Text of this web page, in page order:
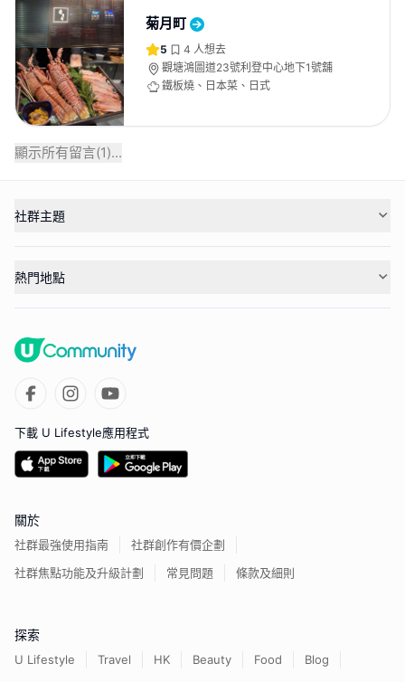
菊月町
5 4 人想去
觀塘鴻圖道23號利登中心地下1號舖
鐵板燒、日本菜、日式
顯示所有留言(1)...
社群主題
熱門地點
下載 U Lifestyle應用程式
關於
社群最強使用指南
社群創作有價企劃
社群焦點功能及升級計劃
常見問題 條款及細則
探索
U Lifestyle Travel HK Beauty Food
Blog